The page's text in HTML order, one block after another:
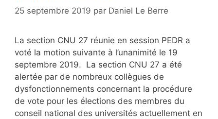
25 septembre 2019 par Daniel Le Berre
La section CNU 27 réunie en session PEDR a
voté la motion suivante à l’unanimité le 19
septembre 2019. La section CNU 27 a été
alertée par de nombreux collègues de
dysfonctionnements concernant la procédure
de vote pour les élections des membres du
conseil national des universités actuellement en